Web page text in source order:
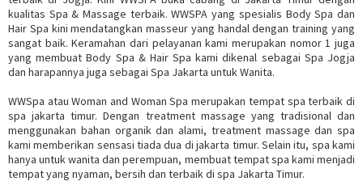
kualitas Spa & Massage terbaik. WWSPA yang spesialis Body Spa dan
Hair Spa kini mendatangkan masseur yang handal dengan training yang
sangat baik. Keramahan dari pelayanan kami merupakan nomor 1 juga
yang membuat Body Spa & Hair Spa kami dikenal sebagai Spa Jogja
dan harapannya juga sebagai Spa Jakarta untuk Wanita.
WWSpa atau Woman and Woman Spa merupakan tempat spa terbaik di
spa jakarta timur. Dengan treatment massage yang tradisional dan
menggunakan bahan organik dan alami, treatment massage dan spa
kami memberikan sensasi tiada dua di jakarta timur. Selain itu, spa kami
hanya untuk wanita dan perempuan, membuat tempat spa kami menjadi
tempat yang nyaman, bersih dan terbaik di spa Jakarta Timur.